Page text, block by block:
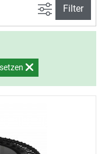
beim Training
Ansicht
Filter